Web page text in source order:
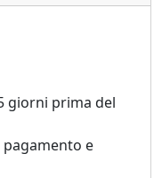
giorni prima del
e